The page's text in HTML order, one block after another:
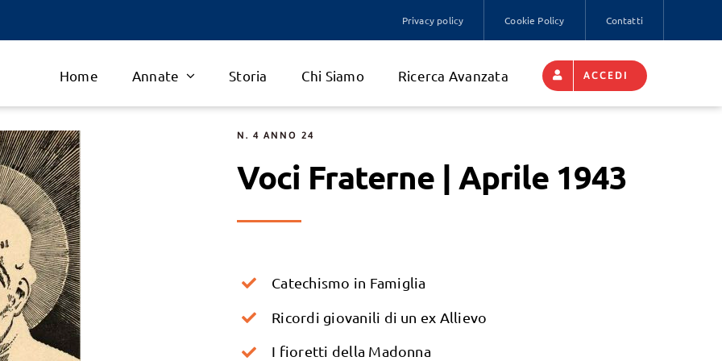
Privacy policy Cookie Policy Contatti
Home Annate Storia Chi Siamo Ricerca Avanzata ACCEDI
N. 4 ANNO 24
Voci Fraterne | Aprile 1943
Catechismo in Famiglia
Ricordi giovanili di un ex Allievo
I fioretti della Madonna